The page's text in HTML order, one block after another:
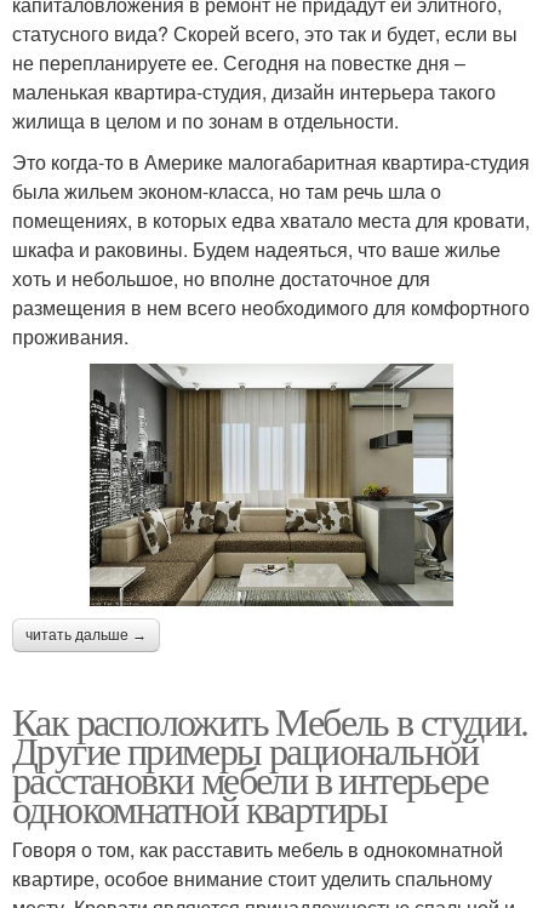
статусного вида? Скорей всего, это так и будет, если вы
не перепланируете ее. Сегодня на повестке дня –
маленькая квартира-студия, дизайн интерьера такого
жилища в целом и по зонам в отдельности.
Это когда-то в Америке малогабаритная квартира-студия
была жильем эконом-класса, но там речь шла о
помещениях, в которых едва хватало места для кровати,
шкафа и раковины. Будем надеяться, что ваше жилье
хоть и небольшое, но вполне достаточное для
размещения в нем всего необходимого для комфортного
проживания.
читать дальше →
Как расположить Мебель в студии.
Другие примеры рациональной
расстановки мебели в интерьере
однокомнатной квартиры
Говоря о том, как расставить мебель в однокомнатной
квартире, особое внимание стоит уделить спальному